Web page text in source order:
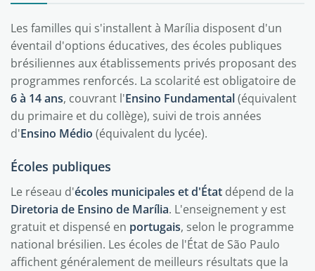
Les familles qui s'installent à Marília disposent d'un
éventail d'options éducatives, des écoles publiques
brésiliennes aux établissements privés proposant des
programmes renforcés. La scolarité est obligatoire de
6 à 14 ans, couvrant l'Ensino Fundamental(équivalent
du primaire et du collège), suivi de trois années
d'Ensino Médio (équivalent du lycée).
Écoles publiques
Le réseau d'écoles municipales et d'État dépend de la
Diretoria de Ensino de Marília. L'enseignement y est
gratuit et dispensé en portugais, selon le programme
national brésilien. Les écoles de l'État de São Paulo
affichent généralement de meilleurs résultats que la